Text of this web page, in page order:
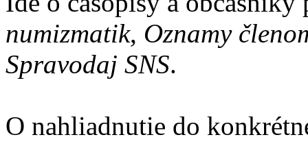
numizmatik, Oznamy
Spravodaj SNS.
O nahliadnutie do